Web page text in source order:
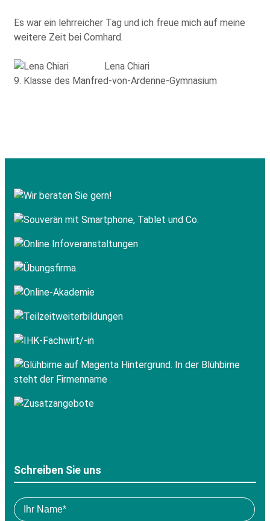
Es war ein lehrreicher Tag und ich freue mich auf meine
weitere Zeit bei Comhard.
Lena Chiari
9. Klasse des Manfred-von-Ardenne-Gymnasium
Schreiben Sie uns
Bitte